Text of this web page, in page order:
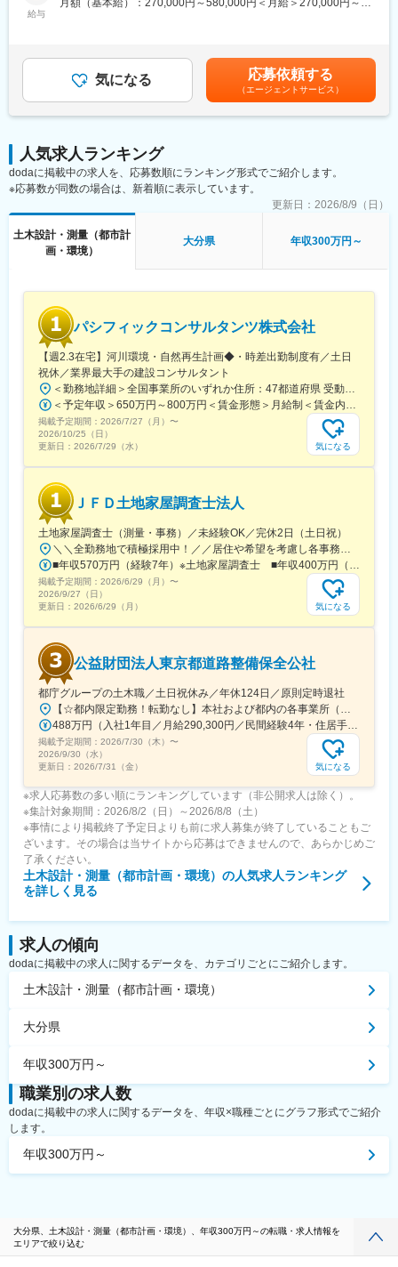
港、建築、福祉、情報、PFI、NPM、防災等の社会資本整備、維
・海上工事の施工計画および施工管理
・港湾、海洋構造物の維持管理
できるよう、多様な働き方の推進・定着を強化。
（2）在宅勤務可（週に2～3回程度）
在宅勤務、サテライトオフィスの他に、移動時間の有効活用を目
的として、モバイルワークを活用しています。
オフィスへの出社、テレワークを問わず、時差出勤制度を取り入
れています。社員は、始業時刻を5:00～11:00の間で選択できま
年に2回の業界一斉ノー残業デーも主導しています。
■企業魅力
国内外に貢献する業界シェアトップクラスの「技術・知識集団」
であり、68年以上の歴史を有する土木・建築系総合コンサルタン
ト業界のリーディングカンパニー。
都市・地域計画、環境、道路、鉄道、河川、上下水道、港湾、空
港、建築、福祉、情報、PFI、NPM、防災等の社会資本整備、維
持管理に、卓越した技術と柔軟な頭脳をもって応え、日本経済の
変更の範囲：会社の定める業務
給与
月額（基本給）：270,000円～580,000円＜月給＞270,000円～
金額であり、選考を通じて上下する可能性があります。月給(月額)
は固定手当を含めた表記です。
気になる 応募依頼する
（エージェントサービス）
人気求人ランキング
dodaに掲載中の求人を、応募数順にランキング形式でご紹介します。
※応募数が同数の場合は、新着順に表示しています。
更新日： 2026/8/9（日）
土木設計・測量（都市計
画・環境）
大分県 年収300万円～
パシフィックコンサルタンツ株式会社
【週2.3在宅】河川環境・自然再生計画◆・時差出勤制度有／土日
祝休／業界最大手の建設コンサルタント
＜勤務地詳細＞全国事業所のいずれか住所：47都道府県 受動喫煙対策：屋内全面禁煙変更の範囲：本文参照
＜予定年収＞650万円～800万円＜賃金形態＞月給制＜賃金内訳＞月額（基本給）：270,000円～580,000円＜月給＞270,000円～580,000円＜昇給有無＞有＜残業手当＞有＜給与補足＞■昇給：年1回（10月）の評価による■賞与：年2回（6月・12月）※賞与は業績連動、入社日により在籍期間按分あり賃金はあくまでも目安の金額であり、選考を通じて上下する可能性があります。月給(月額)は固定手当を含めた表記です。
掲載予定期間： 2026/7/27（月） 〜
2026/10/25（日）
更新日： 2026/7/29（水） 気になる
ＪＦＤ土地家屋調査士法人
土地家屋調査士（測量・事務）／未経験OK／完休2日（土日祝）
＼＼全勤務地で積極採用中！／／居住や希望を考慮し各事務所に配属します◎U・Iターン歓迎／転勤なし【大阪本社】大阪府大阪市西区西本町1-4-1 オリックス本町ビル10F・大阪メトロ「本町駅」直結【枚方事務所】大阪府枚方市新町1-9-11 関医アネックス第1ビル2F・京阪「枚方市」徒歩2分【京都事務所】京都府京都市中京区烏丸通三条上る場之町592 メディナ烏丸御池3F・京都市営地下鉄「烏丸御池」徒歩1分【神戸事務所】兵庫県神戸市中央区京町74番地 京町74番ビル6F・JR「三ノ宮」徒歩5分【東京事務所】東京都千代田区鍛冶町2-6-1 堀内ビル4F・JR「神田」徒歩1分／「新日本橋」徒歩5分【福岡事務所】福岡県福岡市中央区舞鶴1-1-3 リクルート天神ビル4F・福岡市地下鉄「天神」徒歩5分【大津地図作成現地事務所】滋賀県大津市松本2丁目・京阪「石場」徒歩2分／JR「大津」徒歩12分／JR「膳所」徒歩12分◎2025年10月にオープン！
■年収570万円（経験7年）※土地家屋調査士 ■年収400万円（経験2年）※補助者・未経験入社
掲載予定期間： 2026/6/29（月） 〜
2026/9/27（日）
更新日： 2026/6/29（月） 気になる
公益財団法人東京都道路整備保全公社
都庁グループの土木職／土日祝休み／年休124日／原則定時退社
【☆都内限定勤務！転勤なし】本社および都内の各事業所（立川市、江東区、足立区、大田区、多摩市、昭島市）☆勤務地は都内のみ本社／東京都新宿区西新宿2丁目7-1【最寄り駅】新宿駅☆リモートワーク制度あり☆週1回ほどテレワークを実施しています。※配属部署や業務内容にもより在宅日数に変動あり※フルリモート不可※受動喫煙対策あり
488万円（入社1年目／月給290,300円／民間経験4年・住居手当込） 585万円（入社3年目／月給342,900円／主任／民間経験4年・住居手当込）
掲載予定期間： 2026/7/30（木） 〜
2026/9/30（水）
更新日： 2026/7/31（金） 気になる
※求人応募数の多い順にランキングしています（非公開求人は除く）。
※集計対象期間：2026/8/2（日）～2026/8/8（土）
※事情により掲載終了予定日よりも前に求人募集が終了していることもご
ざいます。その場合は当サイトから応募はできませんので、あらかじめご
了承ください。
土木設計・測量（都市計画・環境） の人気求人ランキング
を詳しく見る
求人の傾向
dodaに掲載中の求人に関するデータを、カテゴリごとにご紹介します。
土木設計・測量（都市計画・環境）
大分県
年収300万円～
職業別の求人数
dodaに掲載中の求人に関するデータを、年収×職種ごとにグラフ形式でご紹介
します。
年収300万円～
大分県、土木設計・測量（都市計画・環境）、年収300万円～の転職・求人情報を
エリアで絞り込む